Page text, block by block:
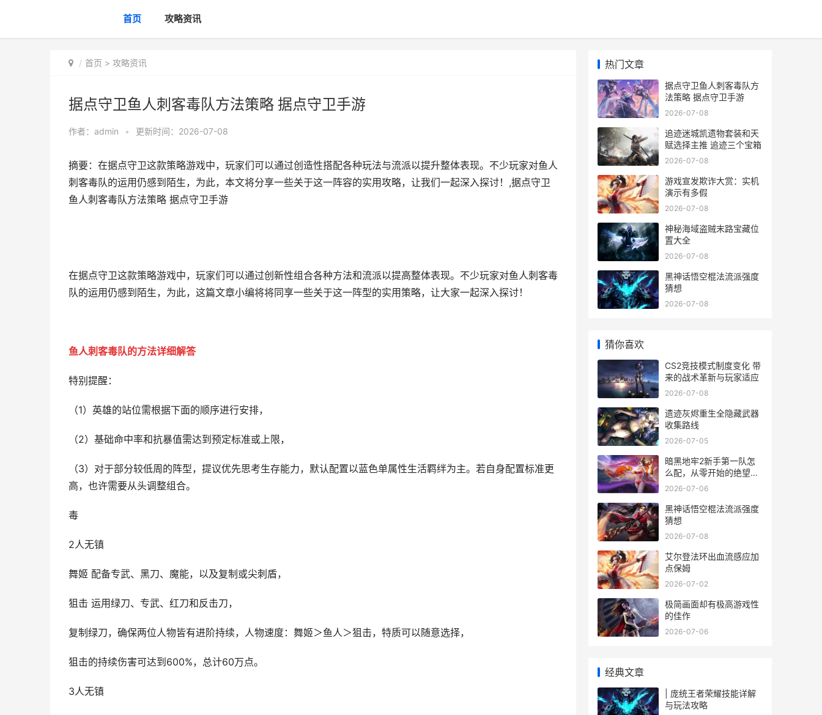
首页 攻略资讯
首页 > 攻略资讯
据点守卫鱼人刺客毒队方法策略 据点守卫手游
作者： admin • 更新时间：2026-07-08
摘要：在据点守卫这款策略游戏中，玩家们可以通过创造性搭配各种玩法与流派以提升整体表现。不少玩家对鱼人
刺客毒队的运用仍感到陌生，为此，本文将分享一些关于这一阵容的实用攻略，让我们一起深入探讨！,据点守卫
鱼人刺客毒队方法策略 据点守卫手游
在据点守卫这款策略游戏中，玩家们可以通过创新性组合各种方法和流派以提高整体表现。不少玩家对鱼人刺客毒
队的运用仍感到陌生，为此，这篇文章小编将将同享一些关于这一阵型的实用策略，让大家一起深入探讨！
鱼人刺客毒队的方法详细解答
特别提醒：
（1）英雄的站位需根据下面的顺序进行安排，
（2）基础命中率和抗暴值需达到预定标准或上限，
（3）对于部分较低周的阵型，提议优先思考生存能力，默认配置以蓝色单属性生活羁绊为主。若自身配置标准更
高，也许需要从头调整组合。
毒
2人无镇
舞姬 配备专武、黑刀、魔能，以及复制或尖刺盾，
狙击 运用绿刀、专武、红刀和反击刀，
复制绿刀，确保两位人物皆有进阶持续，人物速度：舞姬＞鱼人＞狙击，特质可以随意选择，
狙击的持续伤害可达到600%，总计60万点。
3人无镇
热门文章
据点守卫鱼人刺客毒队方
法策略 据点守卫手游
2026-07-08
追迹迷城凯遗物套装和天
赋选择主推 追迹三个宝箱
2026-07-08
游戏宣发欺诈大赏：实机
演示有多假
2026-07-08
神秘海域盗贼末路宝藏位
置大全
2026-07-08
黑神话悟空棍法流派强度
猜想
2026-07-08
猜你喜欢
CS2竞技模式制度变化 带
来的战术革新与玩家适应
2026-07-08
遗迹灰烬重生全隐藏武器
收集路线
2026-07-05
暗黑地牢2新手第一队怎
么配，从零开始的绝望征
程指南
2026-07-06
黑神话悟空棍法流派强度
猜想
2026-07-08
艾尔登法环出血流感应加
点保姆
2026-07-02
极简画面却有极高游戏性
的佳作
2026-07-06
经典文章
| 庞统王者荣耀技能详解
与玩法攻略